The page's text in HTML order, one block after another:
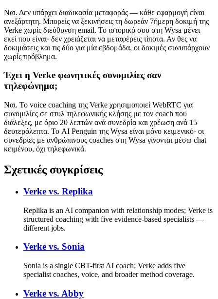
Ναι. Δεν υπάρχει διαδικασία μεταφοράς — κάθε εφαρμογή είναι
ανεξάρτητη. Μπορείς να ξεκινήσεις τη δωρεάν 7ήμερη δοκιμή της
Verke χωρίς διεύθυνση email. Το ιστορικό σου στη Wysa μένει
εκεί που είναι· δεν χρειάζεται να μεταφέρεις τίποτα. Αν θες να
δοκιμάσεις και τις δύο για μία εβδομάδα, οι δοκιμές συνυπάρχουν
χωρίς πρόβλημα.
Έχει η Verke φωνητικές συνομιλίες σαν
τηλεφώνημα;
Ναι. Το voice coaching της Verke χρησιμοποιεί WebRTC για
συνομιλίες σε στυλ τηλεφωνικής κλήσης με τον coach που
διάλεξες, με όριο 20 λεπτών ανά συνεδρία και χρέωση ανά 15
δευτερόλεπτα. Το AI Penguin της Wysa είναι μόνο κειμενικό· οι
συνεδρίες με ανθρώπινους coaches στη Wysa γίνονται μέσω chat
κειμένου, όχι τηλεφωνικά.
Σχετικές συγκρίσεις
Verke vs. Replika
Replika is an AI companion with relationship modes; Verke is
structured coaching with five evidence-based specialists —
different jobs.
Verke vs. Sonia
Sonia is a single CBT-first AI coach; Verke adds five
specialist coaches, voice, and broader method coverage.
Verke vs. Abby